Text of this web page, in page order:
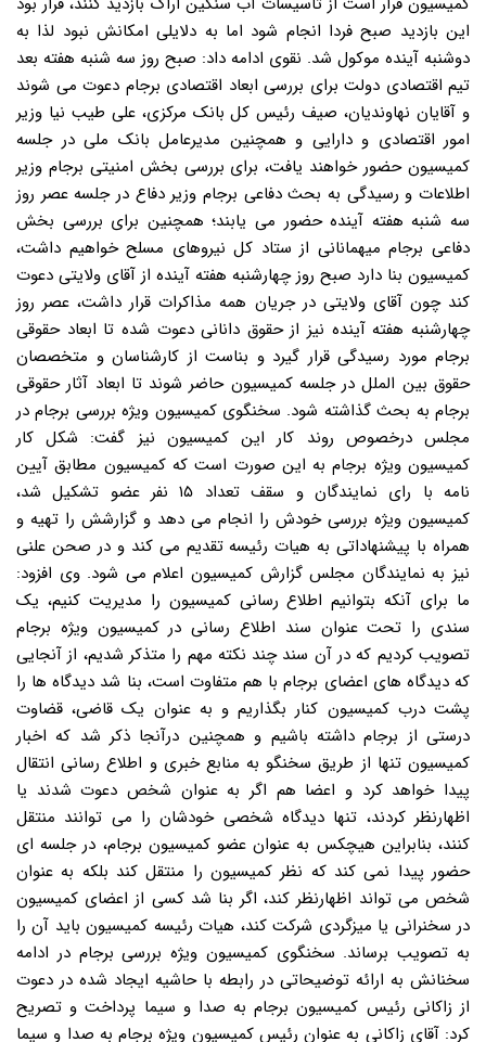
این بازدید صبح فردا انجام شود اما به دلایلی امکانش نبود لذا به
دوشنبه آینده موکول شد. نقوی ادامه داد: صبح روز سه شنبه هفته بعد
تیم اقتصادی دولت برای بررسی ابعاد اقتصادی برجام دعوت می شوند
و آقایان نهاوندیان، صیف رئیس کل بانک مرکزی، علی طیب نیا وزیر
امور اقتصادی و دارایی و همچنین مدیرعامل بانک ملی در جلسه
کمیسیون حضور خواهند یافت، برای بررسی بخش امنیتی برجام وزیر
اطلاعات و رسیدگی به بحث دفاعی برجام وزیر دفاع در جلسه عصر روز
سه شنبه هفته آینده حضور می یابند؛ همچنین برای بررسی بخش
دفاعی برجام میهمانانی از ستاد کل نیروهای مسلح خواهیم داشت،
کمیسیون بنا دارد صبح روز چهارشنبه هفته آینده از آقای ولایتی دعوت
کند چون آقای ولایتی در جریان همه مذاکرات قرار داشت، عصر روز
چهارشنبه هفته آینده نیز از حقوق دانانی دعوت شده تا ابعاد حقوقی
برجام مورد رسیدگی قرار گیرد و بناست از کارشناسان و متخصصان
حقوق بین الملل در جلسه کمیسیون حاضر شوند تا ابعاد آثار حقوقی
برجام به بحث گذاشته شود. سخنگوی کمیسیون ویژه بررسی برجام در
مجلس درخصوص روند کار این کمیسیون نیز گفت: شکل کار
کمیسیون ویژه برجام به این صورت است که کمیسیون مطابق آیین
نامه با رای نمایندگان و سقف تعداد ۱۵ نفر عضو تشکیل شد،
کمیسیون ویژه بررسی خودش را انجام می دهد و گزارشش را تهیه و
همراه با پیشنهاداتی به هیات رئیسه تقدیم می کند و در صحن علنی
نیز به نمایندگان مجلس گزارش کمیسیون اعلام می شود. وی افزود:
ما برای آنکه بتوانیم اطلاع رسانی کمیسیون را مدیریت کنیم، یک
سندی را تحت عنوان سند اطلاع رسانی در کمیسیون ویژه برجام
تصویب کردیم که در آن سند چند نکته مهم را متذکر شدیم، از آنجایی
که دیدگاه های اعضای برجام با هم متفاوت است، بنا شد دیدگاه ها را
پشت درب کمیسیون کنار بگذاریم و به عنوان یک قاضی، قضاوت
درستی از برجام داشته باشیم و همچنین درآنجا ذکر شد که اخبار
کمیسیون تنها از طریق سخنگو به منابع خبری و اطلاع رسانی انتقال
پیدا خواهد کرد و اعضا هم اگر به عنوان شخص دعوت شدند یا
اظهارنظر کردند، تنها دیدگاه شخصی خودشان را می توانند منتقل
کنند، بنابراین هیچکس به عنوان عضو کمیسیون برجام، در جلسه ای
حضور پیدا نمی کند که نظر کمیسیون را منتقل کند بلکه به عنوان
شخص می تواند اظهارنظر کند، اگر بنا شد کسی از اعضای کمیسیون
در سخنرانی یا میزگردی شرکت کند، هیات رئیسه کمیسیون باید آن را
به تصویب برساند. سخنگوی کمیسیون ویژه بررسی برجام در ادامه
سخنانش به ارائه توضیحاتی در رابطه با حاشیه ایجاد شده در دعوت
از زاکانی رئیس کمیسیون برجام به صدا و سیما پرداخت و تصریح
کرد: آقای زاکانی به عنوان رئیس کمیسیون ویژه برجام به صدا و سیما